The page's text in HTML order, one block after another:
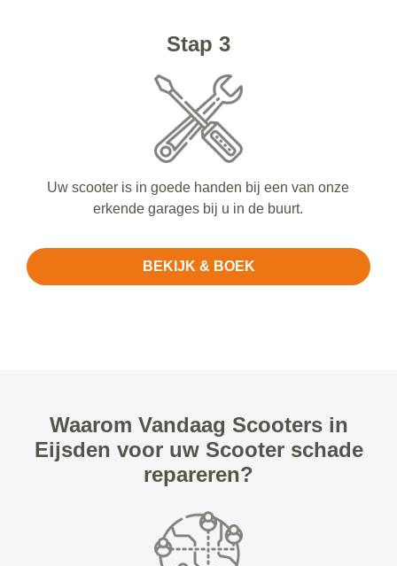
Stap 3
Uw scooter is in goede handen bij een van onze
erkende garages bij u in de buurt.
BEKIJK & BOEK
Waarom Vandaag Scooters in
Eijsden voor uw Scooter schade
repareren?